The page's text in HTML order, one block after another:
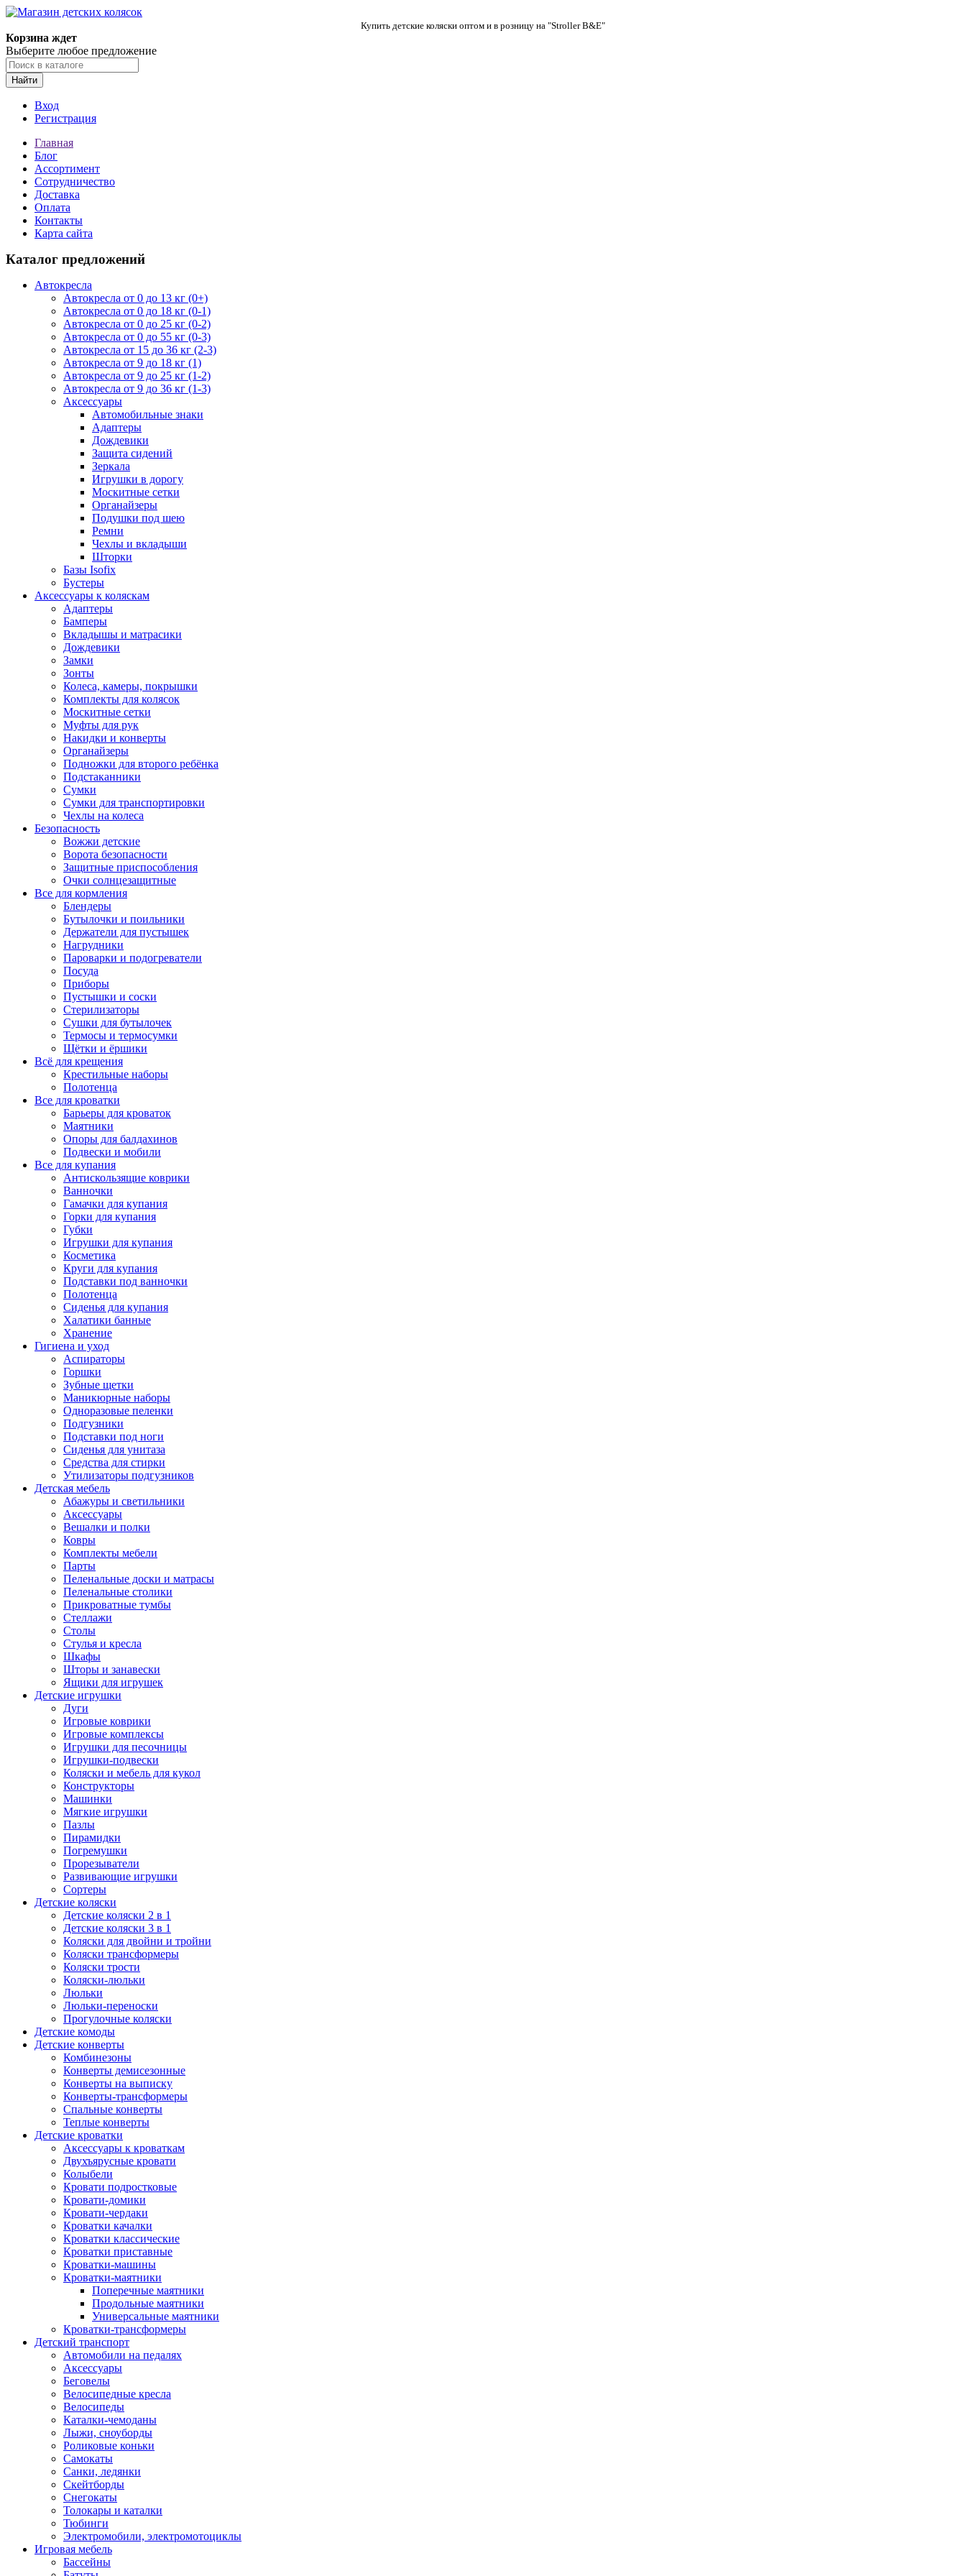
Купить детские коляски оптом и в розницу на "Stroller B&E"
Корзина ждет
Выберите любое предложение
Найти
Вход
Регистрация
Главная
Блог
Ассортимент
Сотрудничество
Доставка
Оплата
Контакты
Карта сайта
Каталог предложений
Автокресла
Автокресла от 0 до 13 кг (0+)
Автокресла от 0 до 18 кг (0-1)
Автокресла от 0 до 25 кг (0-2)
Автокресла от 0 до 55 кг (0-3)
Автокресла от 15 до 36 кг (2-3)
Автокресла от 9 до 18 кг (1)
Автокресла от 9 до 25 кг (1-2)
Автокресла от 9 до 36 кг (1-3)
Аксессуары
Автомобильные знаки
Адаптеры
Дождевики
Защита сидений
Зеркала
Игрушки в дорогу
Москитные сетки
Органайзеры
Подушки под шею
Ремни
Чехлы и вкладыши
Шторки
Базы Isofix
Бустеры
Аксессуары к коляскам
Адаптеры
Бамперы
Вкладышы и матрасики
Дождевики
Замки
Зонты
Колеса, камеры, покрышки
Комплекты для колясок
Москитные сетки
Муфты для рук
Накидки и конверты
Органайзеры
Подножки для второго ребёнка
Подстаканники
Сумки
Сумки для транспортировки
Чехлы на колеса
Безопасность
Вожжи детские
Ворота безопасности
Защитные приспособления
Очки солнцезащитные
Все для кормления
Блендеры
Бутылочки и поильники
Держатели для пустышек
Нагрудники
Пароварки и подогреватели
Посуда
Приборы
Пустышки и соски
Стерилизаторы
Сушки для бутылочек
Термосы и термосумки
Щётки и ёршики
Всё для крещения
Крестильные наборы
Полотенца
Все для кроватки
Барьеры для кроваток
Маятники
Опоры для балдахинов
Подвески и мобили
Все для купания
Антискользящие коврики
Ванночки
Гамачки для купания
Горки для купания
Губки
Игрушки для купания
Косметика
Круги для купания
Подставки под ванночки
Полотенца
Сиденья для купания
Халатики банные
Хранение
Гигиена и уход
Аспираторы
Горшки
Зубные щетки
Маникюрные наборы
Одноразовые пеленки
Подгузники
Подставки под ноги
Сиденья для унитаза
Средства для стирки
Утилизаторы подгузников
Детская мебель
Абажуры и светильники
Аксессуары
Вешалки и полки
Ковры
Комплекты мебели
Парты
Пеленальные доски и матрасы
Пеленальные столики
Прикроватные тумбы
Стеллажи
Столы
Стулья и кресла
Шкафы
Шторы и занавески
Ящики для игрушек
Детские игрушки
Дуги
Игровые коврики
Игровые комплексы
Игрушки для песочницы
Игрушки-подвески
Коляски и мебель для кукол
Конструкторы
Машинки
Мягкие игрушки
Пазлы
Пирамидки
Погремушки
Прорезыватели
Развивающие игрушки
Сортеры
Детские коляски
Детские коляски 2 в 1
Детские коляски 3 в 1
Коляски для двойни и тройни
Коляски трансформеры
Коляски трости
Коляски-люльки
Люльки
Люльки-переноски
Прогулочные коляски
Детские комоды
Детские конверты
Комбинезоны
Конверты демисезонные
Конверты на выписку
Конверты-трансформеры
Спальные конверты
Теплые конверты
Детские кроватки
Аксессуары к кроваткам
Двухъярусные кровати
Колыбели
Кровати подростковые
Кровати-домики
Кровати-чердаки
Кроватки качалки
Кроватки классические
Кроватки приставные
Кроватки-машины
Кроватки-маятники
Поперечные маятники
Продольные маятники
Универсальные маятники
Кроватки-трансформеры
Детский транспорт
Автомобили на педалях
Аксессуары
Беговелы
Велосипедные кресла
Велосипеды
Каталки-чемоданы
Лыжи, сноуборды
Роликовые коньки
Самокаты
Санки, ледянки
Скейтборды
Снегокаты
Толокары и каталки
Тюбинги
Электромобили, электромотоциклы
Игровая мебель
Бассейны